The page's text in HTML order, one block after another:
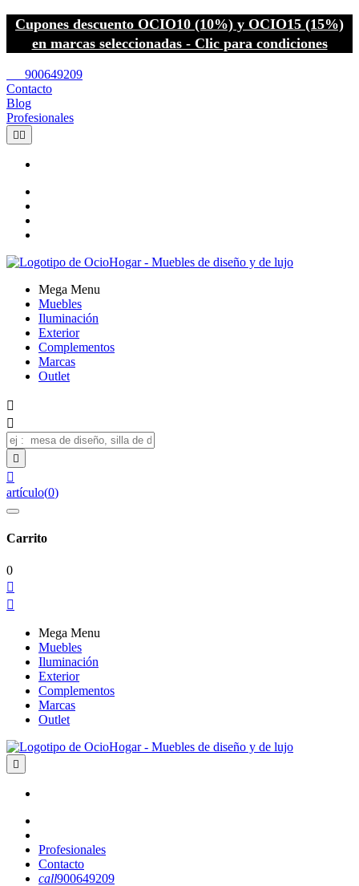
Cupones descuento OCIO10 (10%) y OCIO15 (15%)
en marcas seleccionadas - Clic para condiciones
900649209
Contacto
Blog
Profesionales
 
Mega Menu
Muebles
Iluminación
Exterior
Complementos
Marcas
Outlet




artículo(0)
Carrito
0


Mega Menu
Muebles
Iluminación
Exterior
Complementos
Marcas
Outlet

Profesionales
Contacto
call900649209